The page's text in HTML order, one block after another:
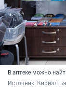
В аптеке можно
Источник: Кирилл